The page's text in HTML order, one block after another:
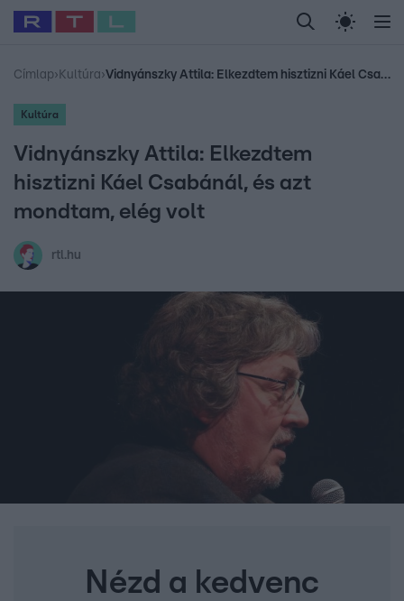
Legfrissebb RTL Híradó Randi Celeb vagyok,
Babits Marcella Most Wanted Gallusz
Címlap› Kultúra› Vidnyánszky Attila: Elkezdtem hisztizni Káel Csabánál, és azt mondtam, elég volt
Kultúra
Vidnyánszky Attila: Elkezdtem
hisztizni Káel Csabánál, és azt
mondtam, elég volt
rtl.hu
Nézd a kedvenc